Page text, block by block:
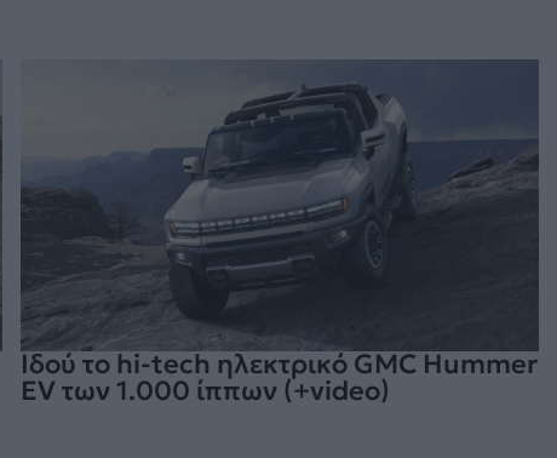
Ιδού το hi-tech ηλεκτρικό GMC Hummer
EV των 1.000 ίππων (+video)